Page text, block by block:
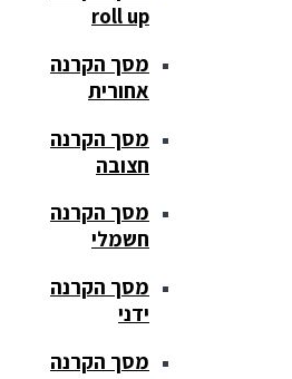
roll up
מסך הקרנה
אחורית
מסך הקרנה
חצובה
מסך הקרנה
חשמלי
מסך הקרנה
ידני
מסך הקרנה